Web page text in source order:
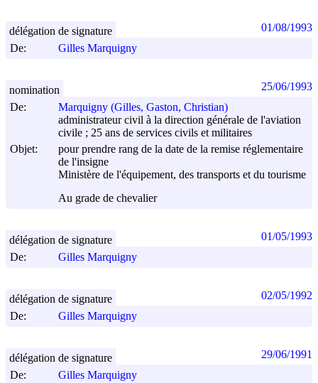
De: Gilles Marquigny
délégation de signature 01/08/1993
De:
Marquigny (Gilles, Gaston, Christian)
administrateur civil à la direction générale de l'aviation
civile ; 25 ans de services civils et militaires
Objet:
pour prendre rang de la date de la remise réglementaire
de l'insigne
Ministère de l'équipement, des transports et du tourisme
Au grade de chevalier
nomination 25/06/1993
De: Gilles Marquigny
délégation de signature 01/05/1993
De: Gilles Marquigny
délégation de signature 02/05/1992
De:
Gilles Marquigny
délégation de signature 29/06/1991